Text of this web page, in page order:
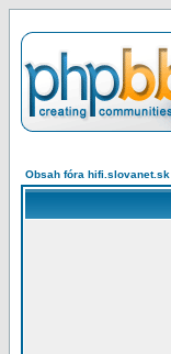
Obsah fóra hifi.slovanet.sk